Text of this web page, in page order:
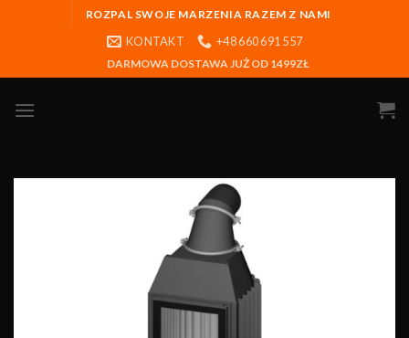
ROZPAL SWOJE MARZENIA RAZEM Z NAMI
KONTAKT +48 660 691 557
DARMOWA DOSTAWA JUŻ OD 1499ZŁ